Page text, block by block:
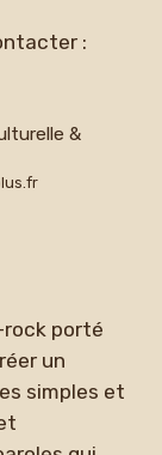
:
&
porté
un
simples et